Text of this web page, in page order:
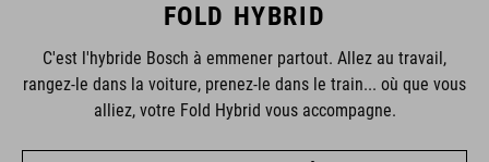
FOLD HYBRID
C'est l'hybride Bosch à emmener partout. Allez au travail,
rangez-le dans la voiture, prenez-le dans le train... où que vous
alliez, votre Fold Hybrid vous accompagne.